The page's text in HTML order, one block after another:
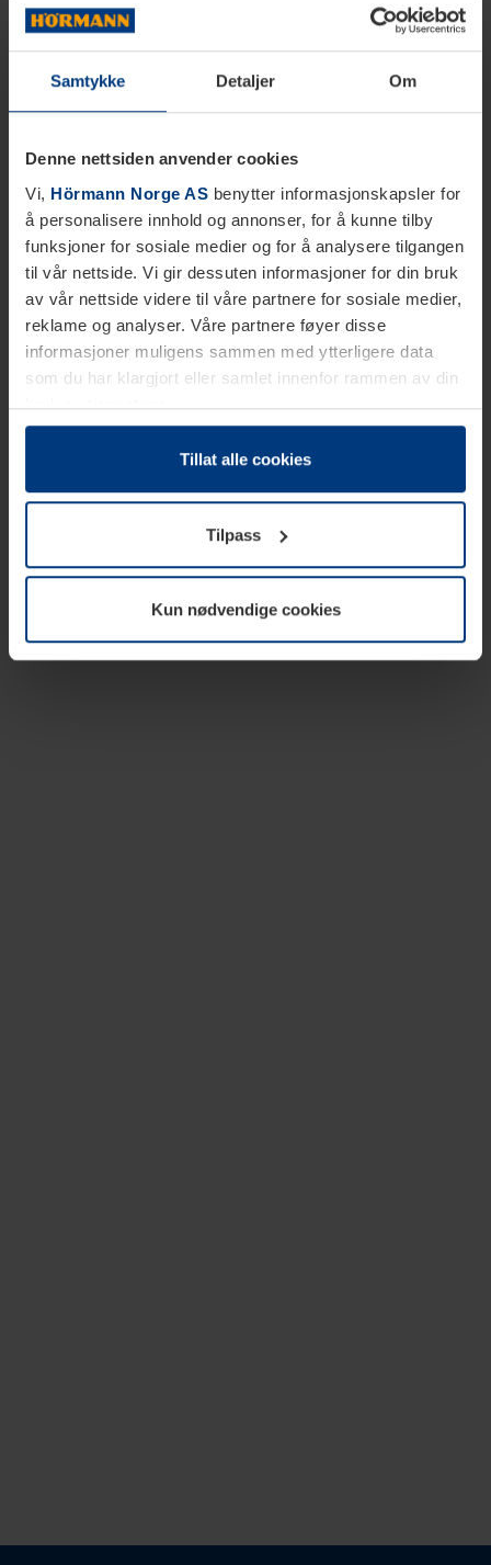
Samtykke Detaljer Om
Denne nettsiden anvender cookies
Vi, Hörmann Norge AS benytter informasjonskapsler for
å personalisere innhold og annonser, for å kunne tilby
funksjoner for sosiale medier og for å analysere tilgangen
til vår nettside. Vi gir dessuten informasjoner for din bruk
av vår nettside videre til våre partnere for sosiale medier,
reklame og analyser. Våre partnere føyer disse
informasjoner muligens sammen med ytterligere data
som du har klargjort eller samlet innenfor rammen av din
bruk av tjenestene.
Etter loven kan vi lagre informasjonskapsler på din
datamaskin, hvis disse er absolutt nødvendig for drift av
trenger vi din tillatelse. Du kan når som helst endre eller
tilbakekalle ditt samtykke i forklaringen av
informasjonskapselen på sidenPersonvernerklæringpå
Tillat alle cookies
Tilpass
Kun nødvendige cookies